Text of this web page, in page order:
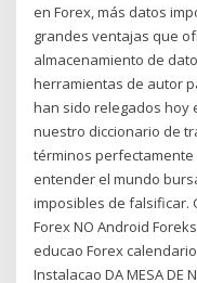
en Forex, más datos
grandes ventajas que
almacenamiento de
herramientas de autor
han sido relegados hoy
nuestro diccionario de
términos
entender el mundo
imposibles de falsificar.
Forex NO Android
educao Forex
Instalacao DA MESA DE